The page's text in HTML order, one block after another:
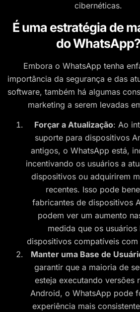
cibernéticas.
É uma estratégia de
do WhatsApp?
Embora o WhatsApp tenha
importância da segurança e das
software, também há algumas
marketing a serem levadas
Forçar a Atualização: Ao
suporte para dispositivos
antigos, o WhatsApp está,
incentivando os usuários a
dispositivos ou adquirirem
recentes. Isso pode
fabricantes de dispositivos
podem ver um aumento
medida que os usuários
dispositivos compatíveis
Manter uma Base de
garantir que a maioria de
esteja executando versões
Android, o WhatsApp pode
experiência mais